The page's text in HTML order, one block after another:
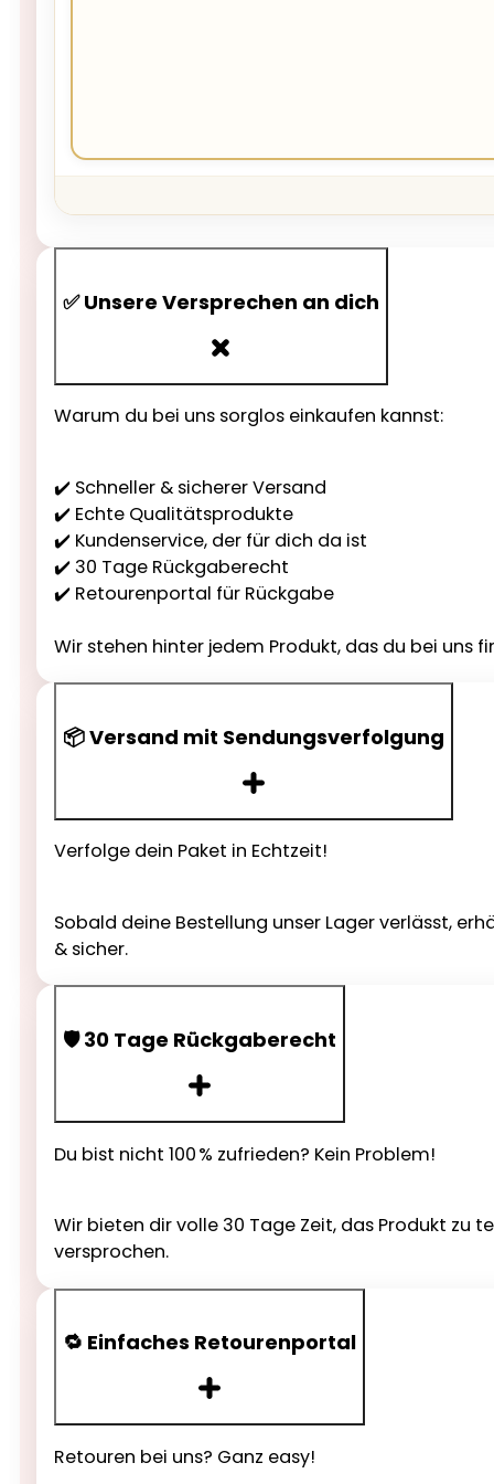
✅ Unsere Versprechen an dich
Warum du bei uns sorglos einkaufen kannst:
✔️ Schneller & sicherer Versand
✔️ Echte Qualitätsprodukte
✔️ Kundenservice, der für dich da ist
✔️ 30 Tage Rückgaberecht
✔️ Retourenportal für Rückgabe
Wir stehen hinter jedem Produkt, das du bei uns
📦 Versand mit Sendungsverfolgung
Verfolge dein Paket in Echtzeit!
Sobald deine Bestellung unser Lager verlässt,
& sicher.
🛡️ 30 Tage Rückgaberecht
Du bist nicht 100 % zufrieden? Kein Problem!
Wir bieten dir volle 30 Tage Zeit, das Produkt zu
versprochen.
🔁 Einfaches Retourenportal
Retouren bei uns? Ganz easy!